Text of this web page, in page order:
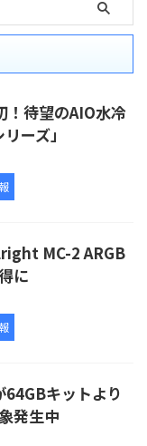
！待望のAIO水冷
ーズ」
MC-2 ARGB
に
キットより
発生中